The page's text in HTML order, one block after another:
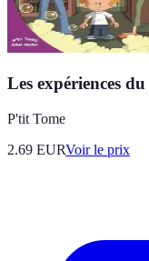
Les expériences
P'tit Tome
2.69 EURVoir le prix